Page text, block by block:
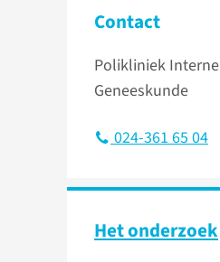
Contact
Polikliniek Interne
Geneeskunde
024-361 65 04
Het onderzoek